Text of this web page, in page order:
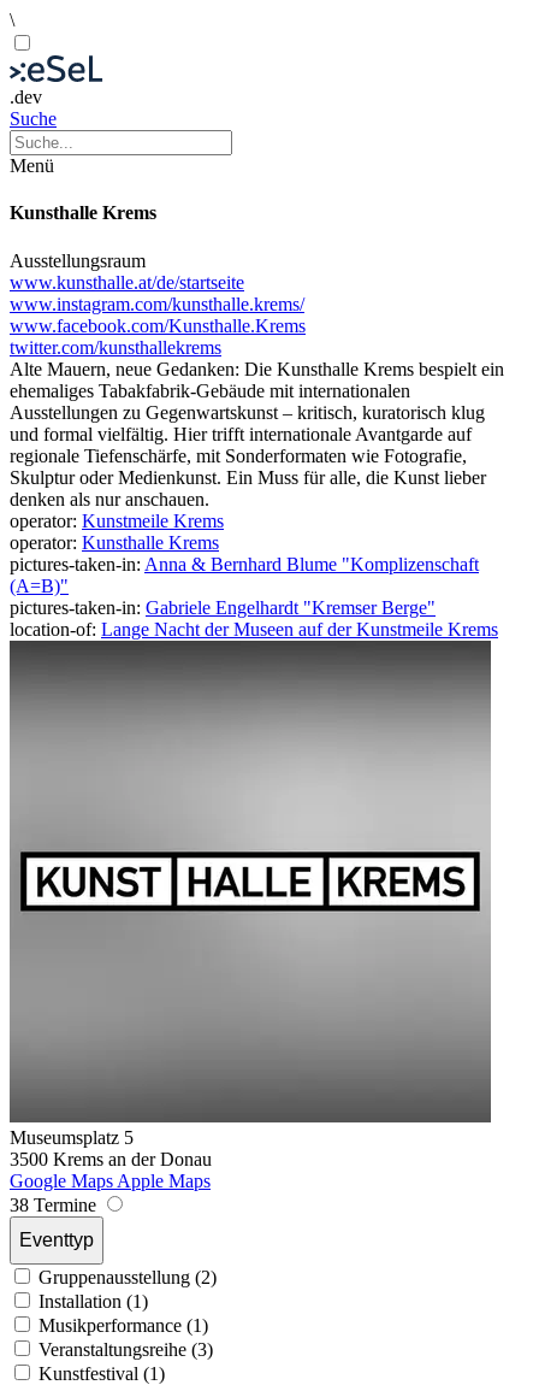
\
.dev
Suche
Menü
Kunsthalle Krems
Ausstellungsraum
www.kunsthalle.at/de/startseite
www.instagram.com/kunsthalle.krems/
www.facebook.com/Kunsthalle.Krems
twitter.com/kunsthallekrems
Alte Mauern, neue Gedanken: Die Kunsthalle Krems bespielt ein
ehemaliges Tabakfabrik-Gebäude mit internationalen
Ausstellungen zu Gegenwartskunst – kritisch, kuratorisch klug
und formal vielfältig. Hier trifft internationale Avantgarde auf
regionale Tiefenschärfe, mit Sonderformaten wie Fotografie,
Skulptur oder Medienkunst. Ein Muss für alle, die Kunst lieber
denken als nur anschauen.
operator: Kunstmeile Krems
operator: Kunsthalle Krems
pictures-taken-in: Anna & Bernhard Blume "Komplizenschaft
(A=B)"
pictures-taken-in: Gabriele Engelhardt "Kremser Berge"
location-of: Lange Nacht der Museen auf der Kunstmeile Krems
Museumsplatz 5
3500 Krems an der Donau
Google Maps Apple Maps
38 Termine
Eventtyp
Gruppenausstellung (2)
Installation (1)
Musikperformance (1)
Veranstaltungsreihe (3)
Kunstfestival (1)